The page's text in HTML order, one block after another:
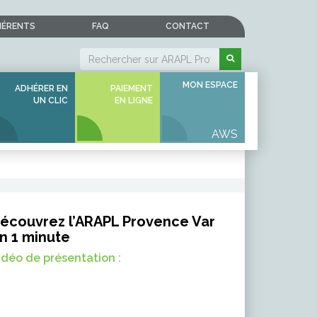
FAQ CONTACT
ADHÉRER EN
UN CLIC
PAIEMENT
EN LIGNE
MON ESPACE
l’ARAPL Provence Var
1 minute
de présentation :